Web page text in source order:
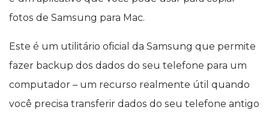
fotos de Samsung para Mac.
Este é um utilitário oficial da Samsung que permite
fazer backup dos dados do seu telefone para um
computador – um recurso realmente útil quando
você precisa transferir dados do seu telefone antigo